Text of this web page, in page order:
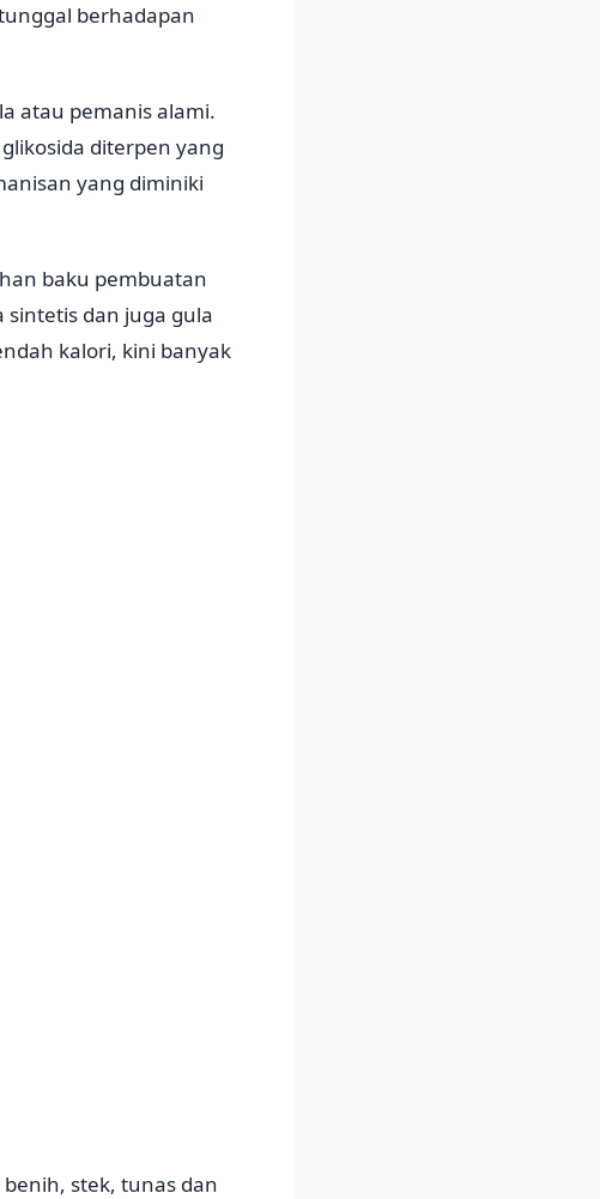
berhadapan
atau pemanis alami.
diterpen yang
yang diminiki
baku pembuatan
dan juga gula
kalori, kini banyak
stek, tunas dan